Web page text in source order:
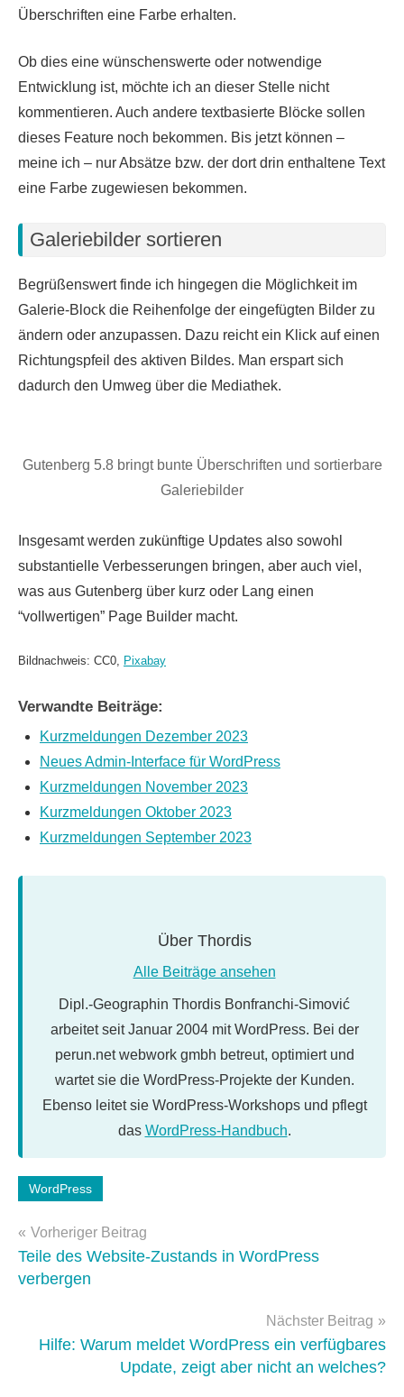
Überschriften eine Farbe erhalten.
Ob dies eine wünschenswerte oder notwendige
Entwicklung ist, möchte ich an dieser Stelle nicht
kommentieren. Auch andere textbasierte Blöcke sollen
dieses Feature noch bekommen. Bis jetzt können –
meine ich – nur Absätze bzw. der dort drin enthaltene Text
eine Farbe zugewiesen bekommen.
Galeriebilder sortieren
Begrüßenswert finde ich hingegen die Möglichkeit im
Galerie-Block die Reihenfolge der eingefügten Bilder zu
ändern oder anzupassen. Dazu reicht ein Klick auf einen
Richtungspfeil des aktiven Bildes. Man erspart sich
dadurch den Umweg über die Mediathek.
Gutenberg 5.8 bringt bunte Überschriften und sortierbare
Galeriebilder
Insgesamt werden zukünftige Updates also sowohl
substantielle Verbesserungen bringen, aber auch viel,
was aus Gutenberg über kurz oder Lang einen
“vollwertigen” Page Builder macht.
Bildnachweis: CC0, Pixabay
Verwandte Beiträge:
Kurzmeldungen Dezember 2023
Neues Admin-Interface für WordPress
Kurzmeldungen November 2023
Kurzmeldungen Oktober 2023
Kurzmeldungen September 2023
Über Thordis
Alle Beiträge ansehen
Dipl.-Geographin Thordis Bonfranchi-Simović
arbeitet seit Januar 2004 mit WordPress. Bei der
perun.net webwork gmbh betreut, optimiert und
wartet sie die WordPress-Projekte der Kunden.
Ebenso leitet sie WordPress-Workshops und pflegt
das WordPress-Handbuch.
Schlagwörter:
WordPress
Beitragsnavigation
Vorheriger Beitrag
Teile des Website-Zustands in WordPress
verbergen
Nächster Beitrag
Hilfe: Warum meldet WordPress ein verfügbares
Update, zeigt aber nicht an welches?